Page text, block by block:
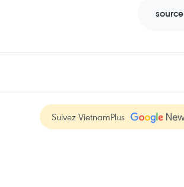
source
Suivez VietnamPlus